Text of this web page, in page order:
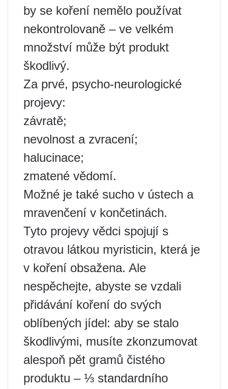
by se koření nemělo používat
nekontrolovaně – ve velkém
množství může být produkt
škodlivý.
Za prvé, psycho-neurologické
projevy:
závratě;
nevolnost a zvracení;
halucinace;
zmatené vědomí.
Možné je také sucho v ústech a
mravenčení v končetinách.
Tyto projevy vědci spojují s
otravou látkou myristicin, která je
v koření obsažena. Ale
nespěchejte, abyste se vzdali
přidávání koření do svých
oblíbených jídel: aby se stalo
škodlivými, musíte zkonzumovat
alespoň pět gramů čistého
produktu – ⅓ standardního